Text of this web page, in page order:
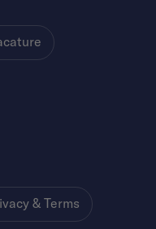
& Terms